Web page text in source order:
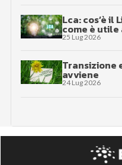
Lca: cos’è il
come è
25 Lug 2026
Transizione
avviene
24 Lug 2026